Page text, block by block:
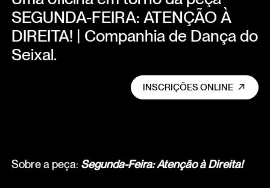
SEGUNDA-FEIRA: ATENÇÃO À
DIREITA! | Companhia de Dança do
Seixal.
INSCRIÇÕES ONLINE
Sobre a peça: Segunda-Feira: Atenção à Direita!